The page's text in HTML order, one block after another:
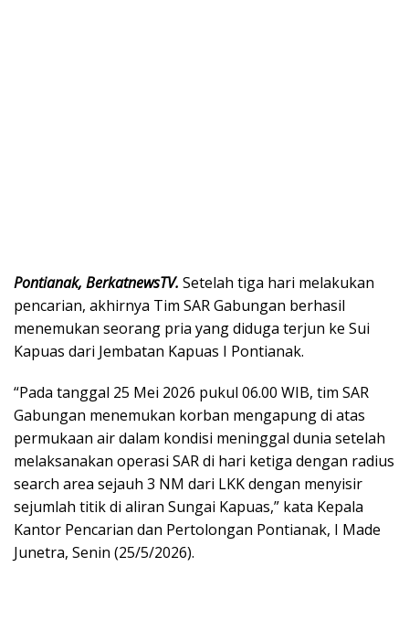
Pontianak, BerkatnewsTV. Setelah tiga hari melakukan
pencarian, akhirnya Tim SAR Gabungan berhasil
menemukan seorang pria yang diduga terjun ke Sui
Kapuas dari Jembatan Kapuas I Pontianak.
“Pada tanggal 25 Mei 2026 pukul 06.00 WIB, tim SAR
Gabungan menemukan korban mengapung di atas
permukaan air dalam kondisi meninggal dunia setelah
melaksanakan operasi SAR di hari ketiga dengan radius
search area sejauh 3 NM dari LKK dengan menyisir
sejumlah titik di aliran Sungai Kapuas,” kata Kepala
Kantor Pencarian dan Pertolongan Pontianak, I Made
Junetra, Senin (25/5/2026).